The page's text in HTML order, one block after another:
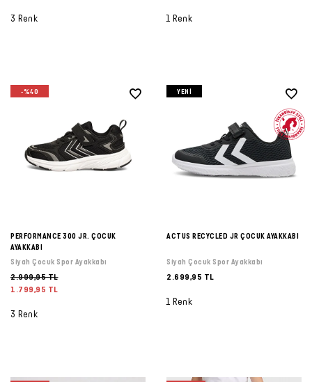
3 Renk 1 Renk
-%40
PERFORMANCE 300 JR. ÇOCUK
AYAKKABI
Siyah Çocuk Spor Ayakkabı
2.999,95 TL
1.799,95 TL
3 Renk
YENI
ACTUS RECYCLED JR ÇOCUK AYAKKABI
Siyah Çocuk Spor Ayakkabı
2.699,95 TL
1 Renk